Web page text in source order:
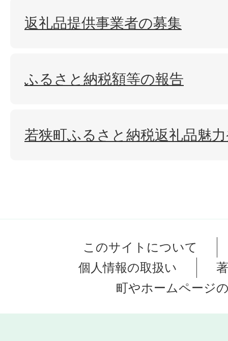
返礼品提供事業者の募集
ふるさと納税額等の報告
若狭町ふるさと納税返礼品魅
このサイトについて
個人情報の取扱い
町やホームページ